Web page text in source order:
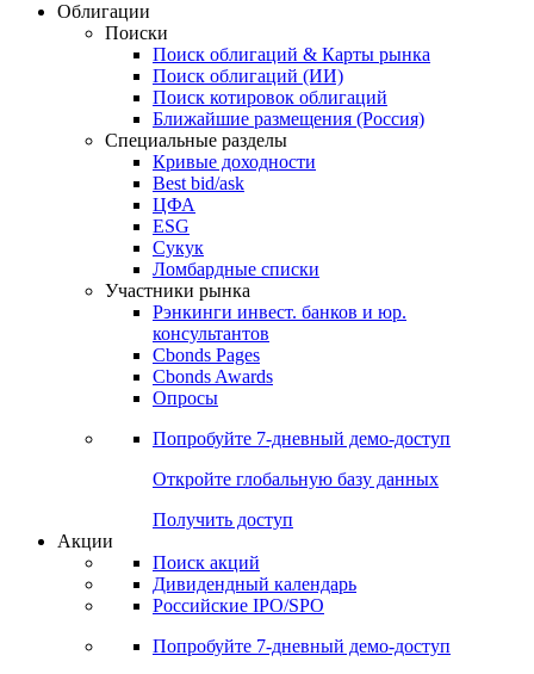
Облигации
Поиски
Поиск облигаций & Карты рынка
Поиск облигаций (ИИ)
Поиск котировок облигаций
Ближайшие размещения (Россия)
Специальные разделы
Кривые доходности
Best bid/ask
ЦФА
ESG
Сукук
Ломбардные списки
Участники рынка
Рэнкинги инвест. банков и юр.
консультантов
Cbonds Pages
Cbonds Awards
Опросы
Попробуйте 7-дневный демо-доступ
Откройте глобальную базу данных
Получить доступ
Акции
Поиск акций
Дивидендный календарь
Российские IPO/SPO
Попробуйте 7-дневный демо-доступ